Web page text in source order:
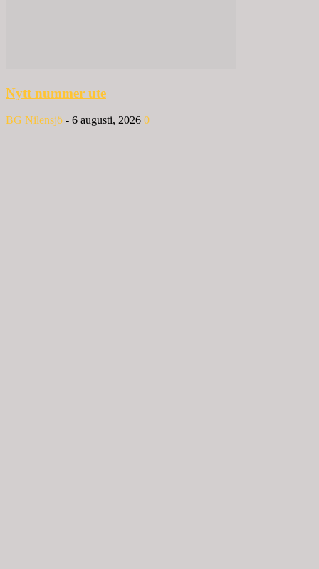
Nytt nummer ute
BG Nilensjö - 6 augusti, 2026 0